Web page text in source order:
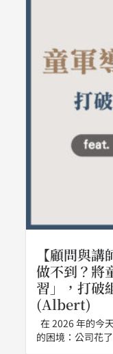
【顧問與
做不到？將
習」，打破
(Albert)
在 2026 年的今
的困境：公司花